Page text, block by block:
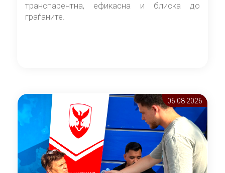
транспарентна, ефикасна и блиска до
граѓаните.
06.08 2026